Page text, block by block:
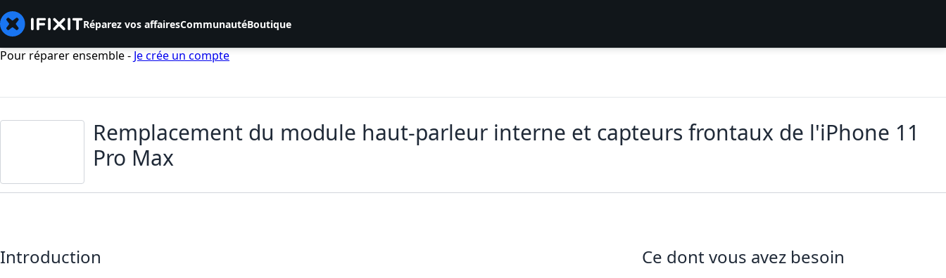
Réparez vos affairesCommunautéBoutique
Pour réparer ensemble - Je crée un compte
Remplacement du module haut-parleur interne et capteurs frontaux de l'iPhone 11
Pro Max
Introduction Ce dont vous avez besoin